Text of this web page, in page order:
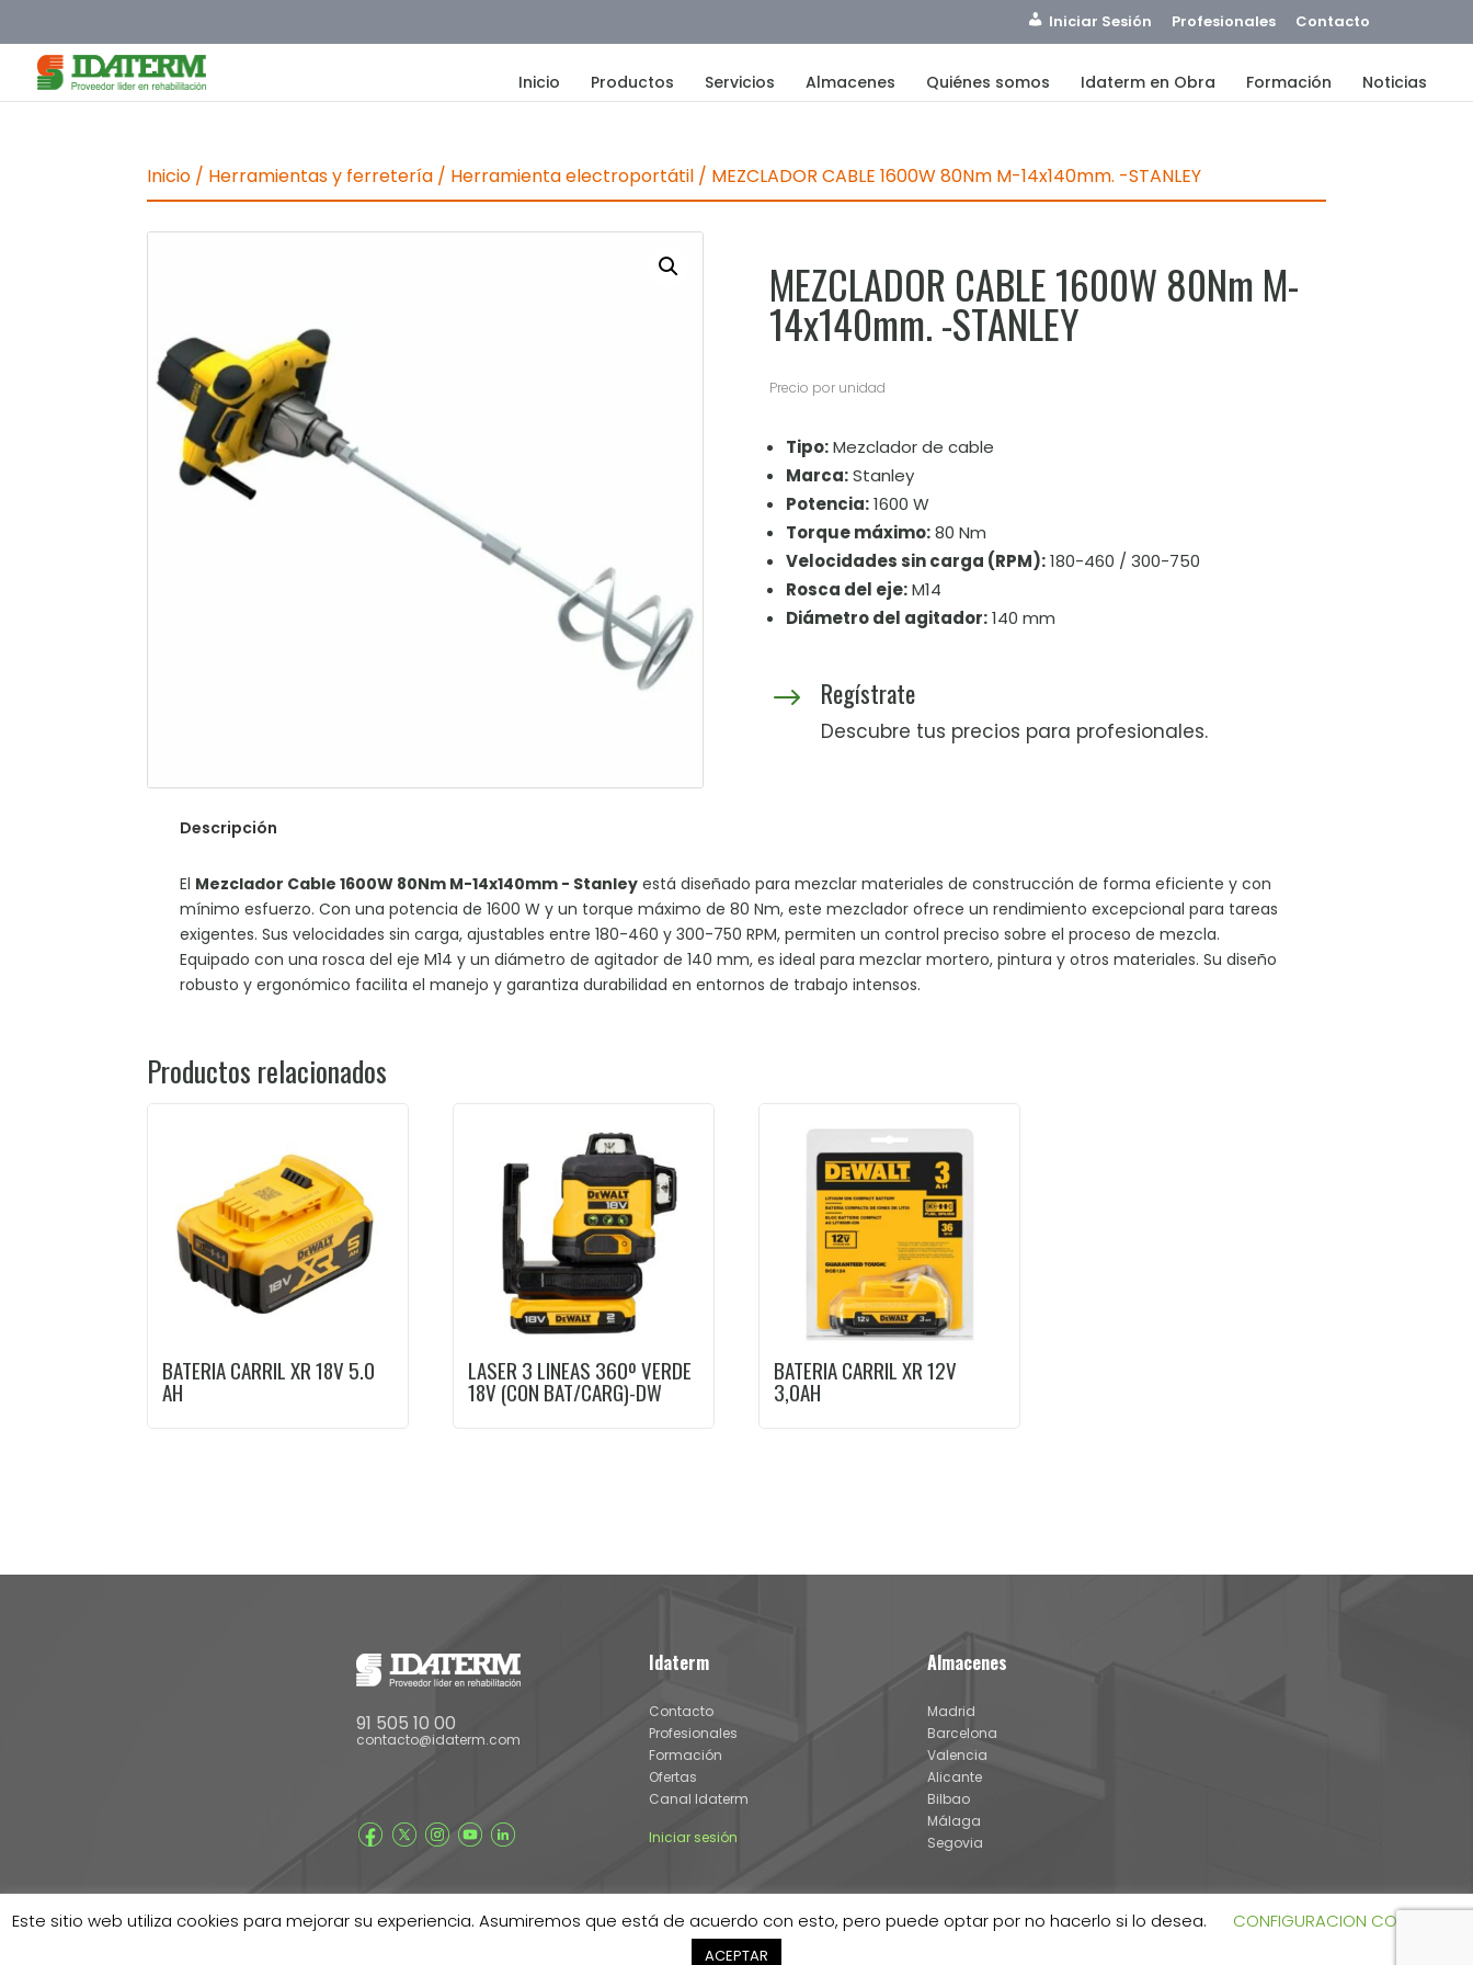
Iniciar Sesión Profesionales Contacto
Inicio Productos Servicios Almacenes Quiénes somos Idaterm en Obra Formación Noticias
Inicio / Herramientas y ferretería / Herramienta electroportátil / MEZCLADOR CABLE 1600W 80Nm M-14x140mm. -STANLEY
MEZCLADOR CABLE 1600W 80Nm M-
14x140mm. -STANLEY
Precio por unidad
Tipo:Mezclador de cable
Marca:Stanley
Potencia:1600 W
Torque máximo:80 Nm
Velocidades sin carga (RPM):180-460 / 300-750
Rosca del eje:M14
Diámetro del agitador:140 mm
$ Regístrate
Descubre tus precios para profesionales.
Descripción
El Mezclador Cable 1600W 80Nm M-14x140mm - Stanley está diseñado para mezclar materiales de construcción de forma eficiente y con
mínimo esfuerzo. Con una potencia de 1600 W y un torque máximo de 80 Nm, este mezclador ofrece un rendimiento excepcional para tareas
exigentes. Sus velocidades sin carga, ajustables entre 180-460 y 300-750 RPM, permiten un control preciso sobre el proceso de mezcla.
Equipado con una rosca del eje M14 y un diámetro de agitador de 140 mm, es ideal para mezclar mortero, pintura y otros materiales. Su diseño
robusto y ergonómico facilita el manejo y garantiza durabilidad en entornos de trabajo intensos.
Productos relacionados
BATERIA CARRIL XR 18V 5.0
AH
LASER 3 LINEAS 360º VERDE
18V (CON BAT/CARG)-DW
BATERIA CARRIL XR 12V
3,0AH
91 505 10 00
contacto@idaterm.com
Idaterm
Contacto
Profesionales
Formación
Ofertas
Canal Idaterm
Iniciar sesión
Almacenes
Madrid
Barcelona
Valencia
Alicante
Bilbao
Málaga
Segovia
Aviso legal y política de cookies
Este sitio web utiliza cookies para mejorar su experiencia. Asumiremos que está de acuerdo con esto, pero puede optar por no hacerlo si lo desea. CONFIGURACION COOKIES
ACEPTAR